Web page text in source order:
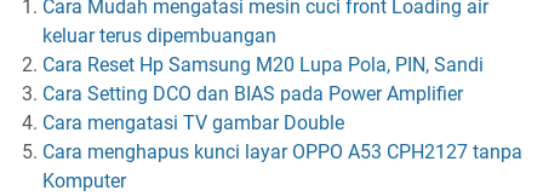
Cara Mudah mengatasi mesin cuci front Loading air
keluar terus dipembuangan
Cara Reset Hp Samsung M20 Lupa Pola, PIN, Sandi
Cara Setting DCO dan BIAS pada Power Amplifier
Cara mengatasi TV gambar Double
Cara menghapus kunci layar OPPO A53 CPH2127 tanpa
Komputer